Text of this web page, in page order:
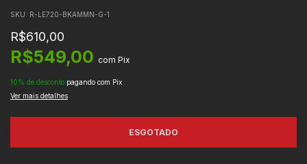
SKU: R-LE720-BKAMMN-G-1
R$610,00
R$549,00 com Pix
10% de desconto pagando com Pix
Ver mais detalhes